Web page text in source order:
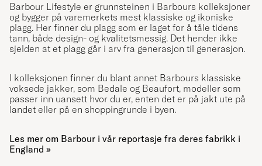
Barbour Lifestyle er grunnsteinen i Barbours kolleksjoner
og bygger på varemerkets mest klassiske og ikoniske
plagg. Her finner du plagg som er laget for å tåle tidens
tann, både design- og kvalitetsmessig. Det hender ikke
sjelden at et plagg går i arv fra generasjon til generasjon.
I kolleksjonen finner du blant annet Barbours klassiske
voksede jakker, som Bedale og Beaufort, modeller som
passer inn uansett hvor du er, enten det er på jakt ute på
landet eller på en shoppingrunde i byen.
Les mer om Barbour i vår reportasje fra deres fabrikk i
England »